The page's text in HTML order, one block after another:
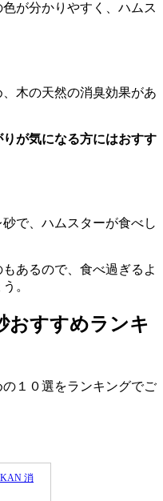
が分かりやすく、ハムス
木の天然の消臭効果があ
りが気になる方にはおすす
で、ハムスターが食べし
あるので、食べ過ぎるよ
。
おすすめランキ
１０選をランキングでご
消